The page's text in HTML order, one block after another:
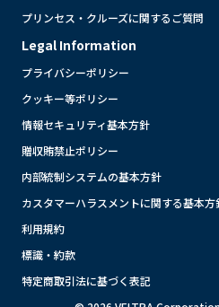
プリンセス・クルーズに関するご質問
Legal Information
プライバシーポリシー
クッキー等ポリシー
情報セキュリティ基本方針
贈収賄禁止ポリシー
内部統制システムの基本方針
カスタマーハラスメントに関する基本方
利用規約
標識・約款
特定商取引法に基づく表記